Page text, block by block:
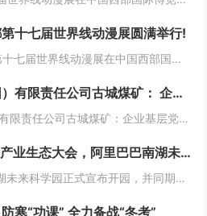
十七届世界线动漫展圆满举行!
10月4日至7日，成都第十七届世界线动漫展在中国西部国际博览城成功举行。世界线动漫展是成都本土市场孕育的动漫展会，凭借独特的游戏体验和品牌展商互动内容，在年轻二次元人群好评如潮，成为了西部地区受众人数最多、规模最大的动漫展会。成都第十七届世...
山西潞安矿业（集团）有限责任公司古城煤矿： 企业基层党组织如何围绕中心工作发挥宣传赋能作用
山西潞安矿业（集团）有限责任公司古城煤矿：企业基层党组织如何围绕中心工作发挥宣传赋能作用 习近平总书记指出，做好新形势下宣传思想工作，必须自觉承担起举旗帜、聚民心、育新人、兴文化、展形象的使命任务，这为国企做好宣传思想工作提供了根...
“问道未来”南湖未来产业生态大会，阿里巴巴南湖未来科学园正式宣布开园
12月6日，阿里巴巴南湖未来科学园正式宣布开园，并同期举办了“问道未来——南湖未来产业生态大会”。此次活动中，由阿里巴巴达摩院主导的湖畔实验室、中国科学院院士叶志镇团队、西湖大学裴端卿教授实验室等共计106家科技创新企业及实验室正式入驻并举...
寒“功课” 全力备战“冬考”